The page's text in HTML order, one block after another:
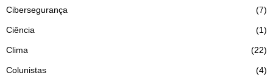
Cibersegurança 7
Ciência 1
Clima 22
Colunistas 4